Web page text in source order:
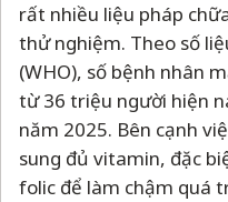
rất nhiều liệu pháp
thử nghiệm. Theo số
(WHO), số bệnh nhân
từ 36 triệu người hiện
năm 2025. Bên cạnh
sung đủ vitamin, đặc
folic để làm chậm quá